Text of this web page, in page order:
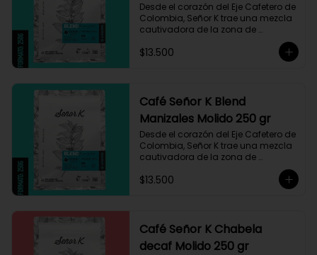
Desde el corazón del Eje Cafetero de
Colombia, Señor K trae una mezcla
cautivadora de la zona de
Manizales, entre 1.800 y 1.950 msnm.
La variedad es Castillo, que ha sido
trazas de chocolate. El tueste medio
permite degustar todos los sabores
complejos de este café
$13.500
Café Señor K Blend
Manizales Molido 250 gr
Desde el corazón del Eje Cafetero de
Colombia, Señor K trae una mezcla
cautivadora de la zona de
Manizales, entre 1.800 y 1.950 msnm.
La variedad es Castillo, que ha sido
trazas de chocolate. El tueste medio
permite degustar todos los sabores
complejos de este café
$13.500
Café Señor K Chabela
decaf Molido 250 gr